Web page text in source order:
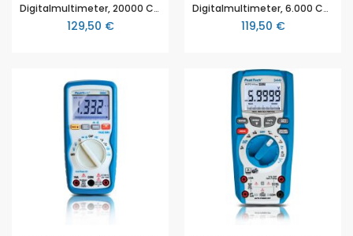
Digitalmultimeter, 20000 Counts, 1000V DC/700V AC, 10A AC/DCmit USB Schnittstelle und TrueRMS, Autorange (P 3430)
129,50 €
Digitalmultimeter, 6.000 Counts, 1000 V AC/DC, TrueRMS, Bluetooth, IP67 mit Tastenbeleuchtung (P 3445)
119,50 €